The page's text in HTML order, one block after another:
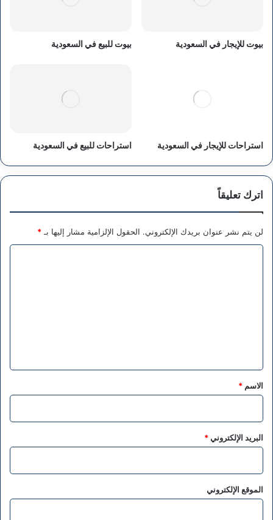
بيوت للإيجار في السعودية بيوت للبيع في السعودية
استراحات للإيجار في السعودية استراحات للبيع في السعودية
اترك تعليقاً
لن يتم نشر عنوان بريدك الإلكتروني. الحقول الإلزامية مشار إليها بـ *
*
الاسم *
البريد الإلكتروني*
الموقع الإلكتروني